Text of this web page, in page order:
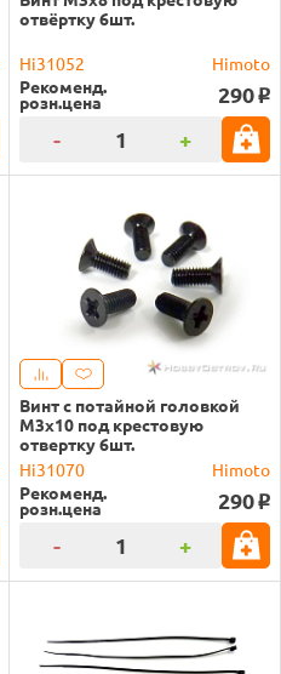
отвёртку 6шт.
Hi31052
Himoto
Рекоменд.
розн.цена 290 o
- +
Винт с потайной головкой
M3x10 под крестовую
отвертку 6шт.
Hi31070
Himoto
Рекоменд.
розн.цена 290 o
- +